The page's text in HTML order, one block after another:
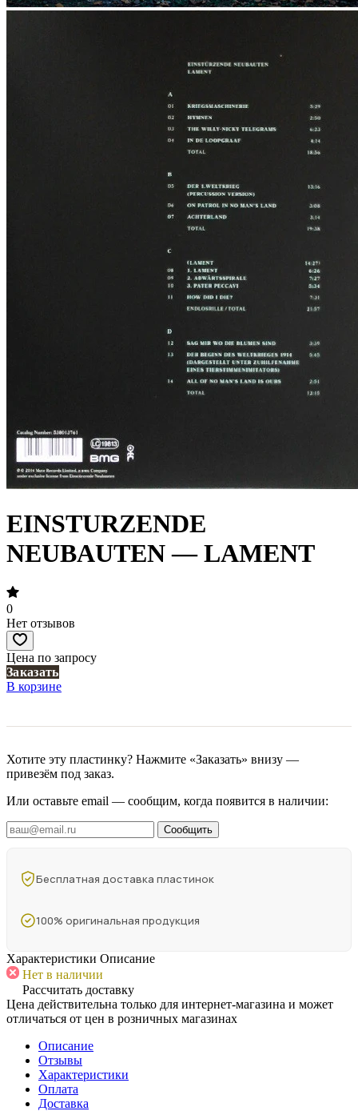
EINSTURZENDE
NEUBAUTEN — LAMENT
0
Нет отзывов
Цена по запросу
Заказать
В корзине
Хотите эту пластинку? Нажмите «Заказать» внизу —
привезём под заказ.
Или оставьте email — сообщим, когда появится в наличии:
Сообщить
Бесплатная доставка пластинок
100% оригинальная продукция
Характеристики Описание
Нет в наличии
Рассчитать доставку
Цена действительна только для интернет-магазина и может
отличаться от цен в розничных магазинах
Описание
Отзывы
Характеристики
Оплата
Доставка